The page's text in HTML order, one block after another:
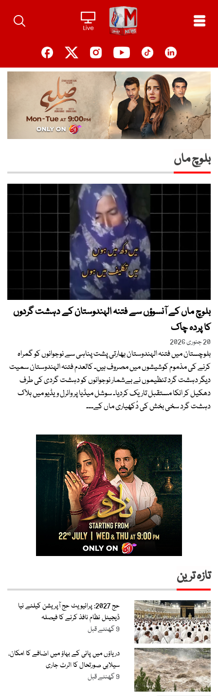
content
بلوچ ماں
بلوچ ماں کے آنسوؤں سے فتنہ الہندوستان کے دہشت گردوں
کا پردہ چاک
20 جنوری 2026
بلوچستان میں فتنہ الہندوستان بھارتی پشت پناہی سے نوجوانوں کو گمراہ
کرنے کی مذموم کوشیشوں میں مصروف ہیں۔ کالعدم فتنہ الہندوستان سمیت
دیگر دہشت گرد تنظیموں نے بےشمار نوجوانوں کو دہشت گردی کی طرف
دھکیل کر انکا مستقبل تاریک کردیا۔ سوشل میڈیا پر وائرل ویڈیو میں ہلاک
دہشت گرد سخی بخش کی دُکھیاری ماں کے۔۔۔
تازہ ترین
حج 2027: پرائیویٹ حج آپریشن کیلئے نیا
ڈیجیٹل نظام نافذ کرنے کا فیصلہ
9 گھنٹے قبل
دریاؤں میں پانی کے بہاؤ میں اضافے کا امکان،
سیلابی صورتحال کا الرٹ جاری
9 گھنٹے قبل